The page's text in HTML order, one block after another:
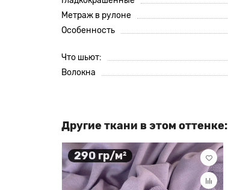
Метраж в рулоне
Особенность
Что шьют:
Волокна
Другие ткани в этом оттенке:
290 гр/м²